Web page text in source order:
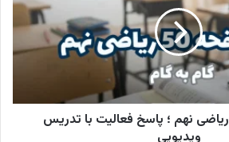
جواب صفحه ۵۰ ریاضی نهم ؛ پاسخ فعالیت با تدریس
ویدیویی